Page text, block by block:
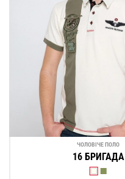
ЧОЛОВІЧЕ ПОЛО
16 БРИГАДА